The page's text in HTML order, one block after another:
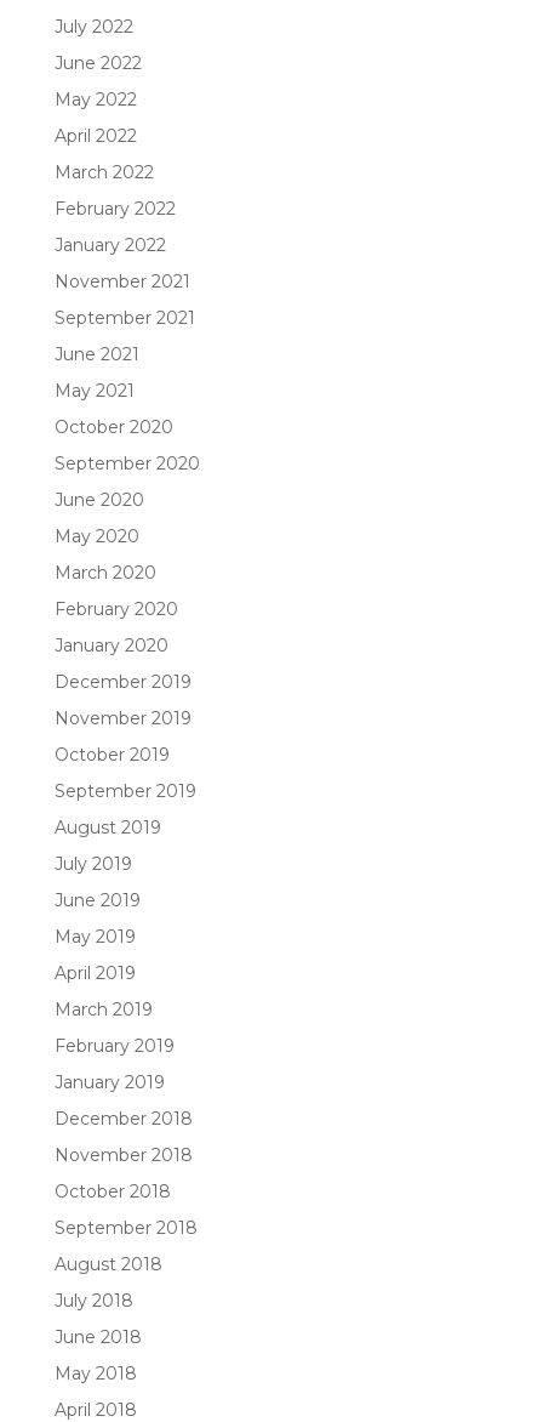
July 2022
June 2022
May 2022
April 2022
March 2022
February 2022
January 2022
November 2021
September 2021
June 2021
May 2021
October 2020
September 2020
June 2020
May 2020
March 2020
February 2020
January 2020
December 2019
November 2019
October 2019
September 2019
August 2019
July 2019
June 2019
May 2019
April 2019
March 2019
February 2019
January 2019
December 2018
November 2018
October 2018
September 2018
August 2018
July 2018
June 2018
May 2018
April 2018